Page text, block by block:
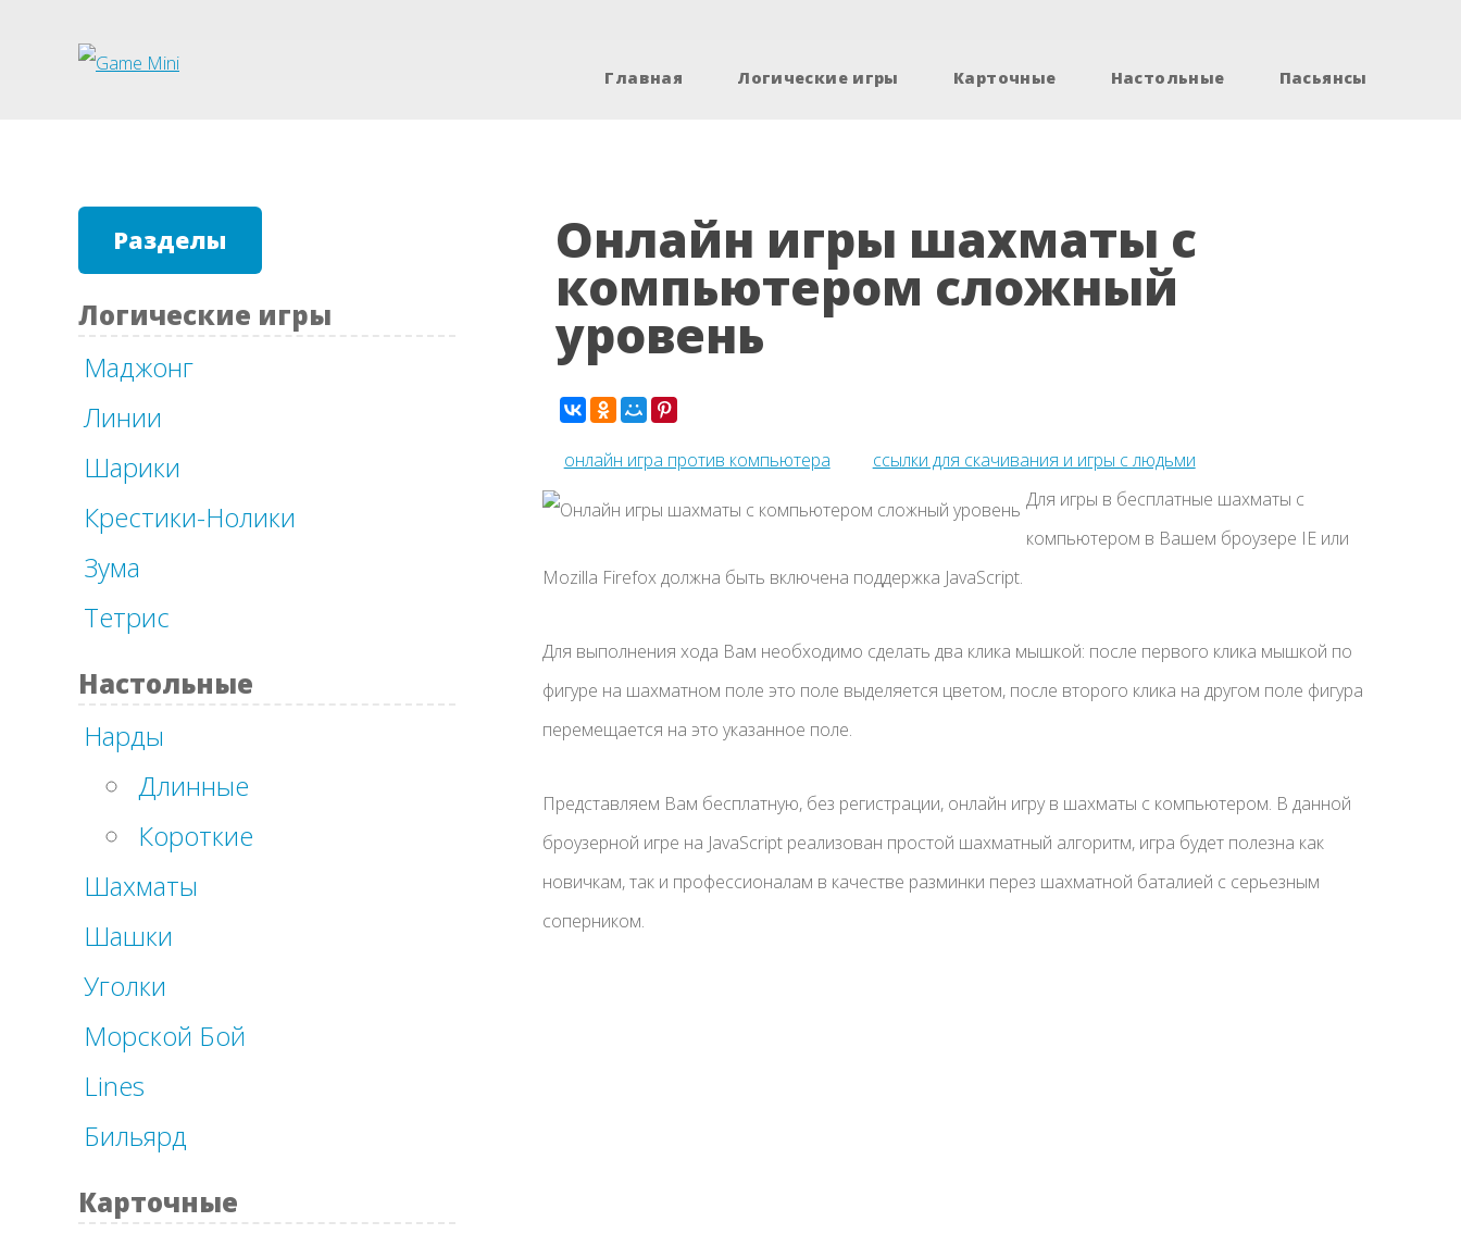
Главная Логические игры Карточные Настольные Пасьянсы
Разделы
Логические игры
Маджонг
Линии
Шарики
Крестики-Нолики
Зума
Тетрис
Настольные
Нарды
Длинные
Короткие
Шахматы
Шашки
Уголки
Морской Бой
Lines
Бильярд
Карточные
Онлайн игры шахматы с
компьютером сложный
уровень
онлайн игра против компьютера
ссылки для скачивания и игры с людьми
Для игры в бесплатные шахматы с
компьютером в Вашем броузере IE или
Mozilla Firefox должна быть включена поддержка JavaScript.
Для выполнения хода Вам необходимо сделать два клика мышкой: после первого клика мышкой по
фигуре на шахматном поле это поле выделяется цветом, после второго клика на другом поле фигура
перемещается на это указанное поле.
Представляем Вам бесплатную, без регистрации, онлайн игру в шахматы с компьютером. В данной
броузерной игре на JavaScript реализован простой шахматный алгоритм, игра будет полезна как
новичкам, так и профессионалам в качестве разминки перез шахматной баталией с серьезным
соперником.